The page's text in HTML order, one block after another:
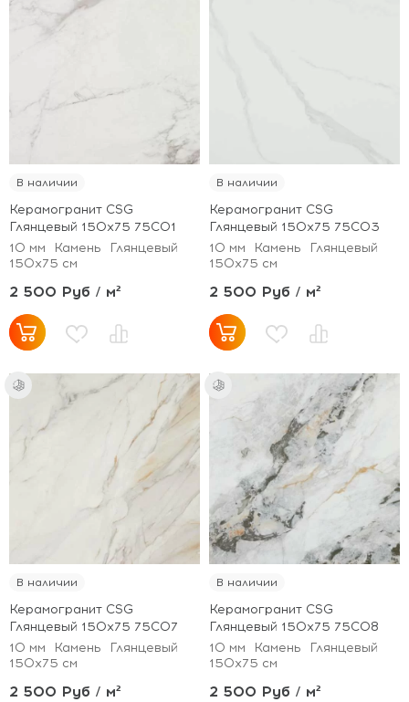
В наличии
Керамогранит CSG
Глянцевый 150x75 75С01
10 мм
Камень
Глянцевый
150x75 см
2 500 Руб / м²
В наличии
Керамогранит CSG
Глянцевый 150x75 75С03
10 мм
Камень
Глянцевый
150x75 см
2 500 Руб / м²
В наличии
Керамогранит CSG
Глянцевый 150x75 75С07
10 мм
Камень
Глянцевый
150x75 см
2 500 Руб / м²
В наличии
Керамогранит CSG
Глянцевый 150x75 75С08
10 мм
Камень
Глянцевый
150x75 см
2 500 Руб / м²